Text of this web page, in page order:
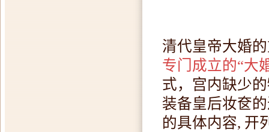
清代皇帝大婚
专门成立的“大
式，宫内缺少
装备皇后妆奁
的具体内容, 开